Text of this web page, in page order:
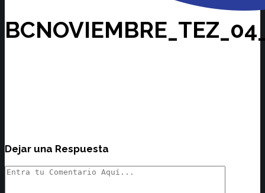
Dejar una Respuesta